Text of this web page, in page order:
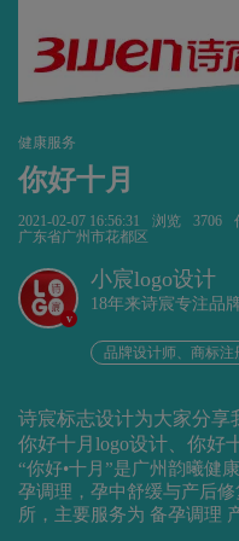
健康服务
你好十月
2021-02-07 16:56:31 浏览 3706
广东省广州市花都区
v
小宸logo设计
18年来诗宸专注品
品牌设计师、商标注
诗宸标志设计为大家分享
你好十月logo设计、你好
“你好•十月”是广州韵曦健
孕调理，孕中舒缓与产后
所，主要服务为 备孕调理